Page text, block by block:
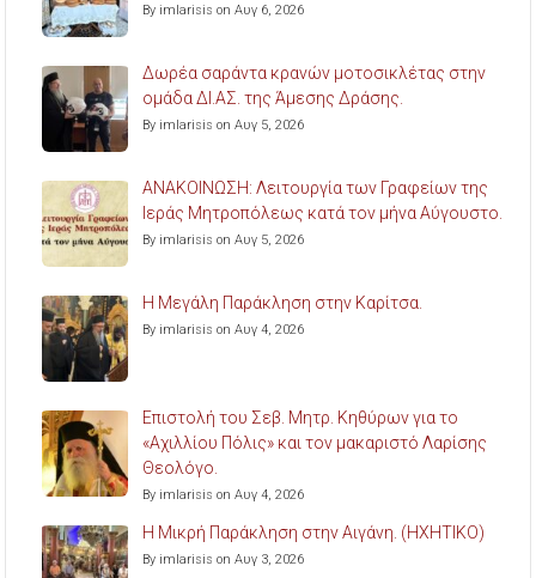
By imlarisis on Αυγ 6, 2026
Δωρέα σαράντα κρανών μοτοσικλέτας στην
ομάδα ΔΙ.ΑΣ. της Άμεσης Δράσης.
By imlarisis on Αυγ 5, 2026
ΑΝΑΚΟΙΝΩΣΗ: Λειτουργία των Γραφείων της
Ιεράς Μητροπόλεως κατά τον μήνα Αύγουστο.
By imlarisis on Αυγ 5, 2026
Η Μεγάλη Παράκληση στην Καρίτσα.
By imlarisis on Αυγ 4, 2026
Επιστολή του Σεβ. Μητρ. Κηθύρων για το
«Αχιλλίου Πόλις» και τον μακαριστό Λαρίσης
Θεολόγο.
By imlarisis on Αυγ 4, 2026
Η Μικρή Παράκληση στην Αιγάνη. (ΗΧΗΤΙΚΟ)
By imlarisis on Αυγ 3, 2026